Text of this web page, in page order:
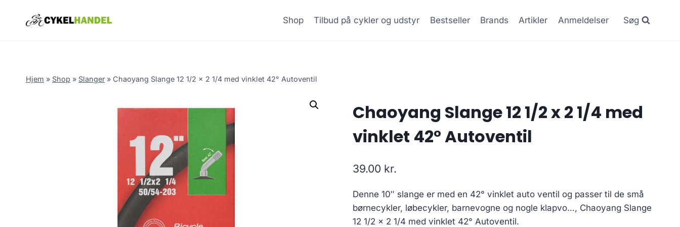
Shop Tilbud på cykler og udstyr Bestseller Brands Artikler Anmeldelser Søg
Hjem » Shop » Slanger » Chaoyang Slange 12 1/2 x 2 1/4 med vinklet 42° Autoventil
Chaoyang Slange 12 1/2 x 2 1/4 med
vinklet 42° Autoventil
39.00 kr.
Denne 10″ slange er med en 42° vinklet auto ventil og passer til de små
børnecykler, løbecykler, barnevogne og nogle klapvo…, Chaoyang Slange
12 1/2 x 2 1/4 med vinklet 42° Autoventil.